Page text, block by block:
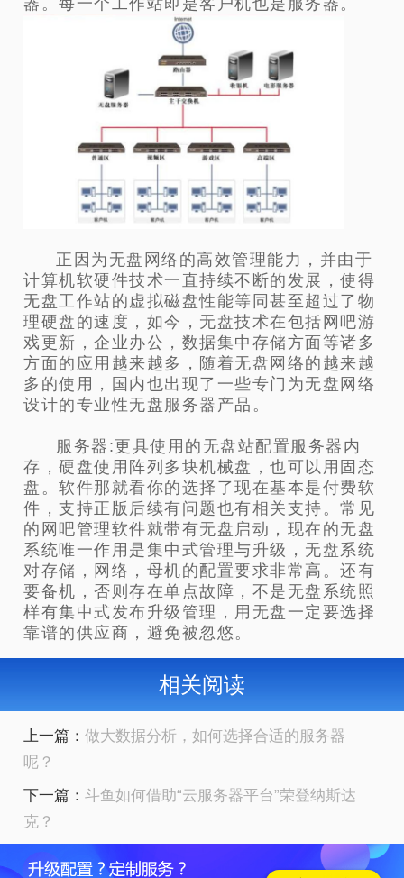
器。每一个工作站即是客户机也是服务器。
正因为无盘网络的高效管理能力，并由于
计算机软硬件技术一直持续不断的发展，使得
无盘工作站的虚拟磁盘性能等同甚至超过了物
理硬盘的速度，如今，无盘技术在包括网吧游
戏更新，企业办公，数据集中存储方面等诸多
方面的应用越来越多，随着无盘网络的越来越
多的使用，国内也出现了一些专门为无盘网络
设计的专业性无盘服务器产品。
服务器:更具使用的无盘站配置服务器内
存，硬盘使用阵列多块机械盘，也可以用固态
盘。软件那就看你的选择了现在基本是付费软
件，支持正版后续有问题也有相关支持。常见
的网吧管理软件就带有无盘启动，现在的无盘
系统唯一作用是集中式管理与升级，无盘系统
对存储，网络，母机的配置要求非常高。还有
要备机，否则存在单点故障，不是无盘系统照
样有集中式发布升级管理，用无盘一定要选择
靠谱的供应商，避免被忽悠。
相关阅读
上一篇：做大数据分析，如何选择合适的服务器
呢？
下一篇：斗鱼如何借助“云服务器平台”荣登纳斯达
克？